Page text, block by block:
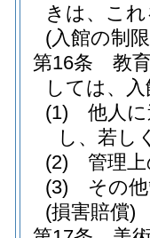
きは、こ
(入館の制
第16条
教
しては、
(1)
他人
し、若し
(2)
管理
(3)
その
(損害賠償)